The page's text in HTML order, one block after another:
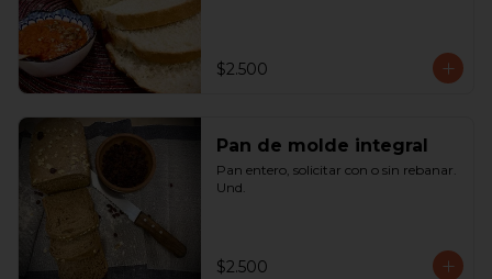
$2.500
Pan de molde integral
Pan entero, solicitar con o sin rebanar.
Und.
$2.500